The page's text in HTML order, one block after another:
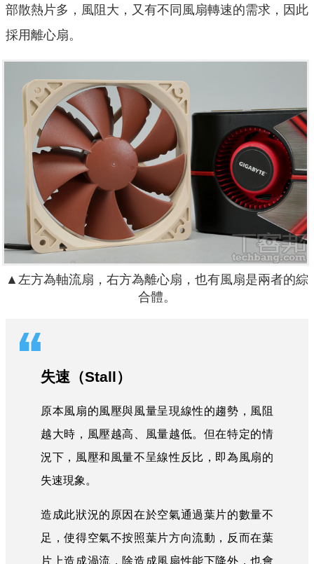
部散熱片多，風阻大，又有不同風扇轉速的需求，因此
採用離心扇。
▲左方為軸流扇，右方為離心扇，也有風扇是兩者的綜
合體。
失速（Stall）
原本風扇的風壓與風量呈現線性的趨勢，風阻
越大時，風壓越高、風量越低。但在特定的情
況下，風壓和風量不呈線性反比，即為風扇的
失速現象。
造成此狀況的原因在於空氣通過葉片的數量不
足，使得空氣不按照葉片方向流動，反而在葉
片上造成渦流，除造成風扇性能下降外，也會